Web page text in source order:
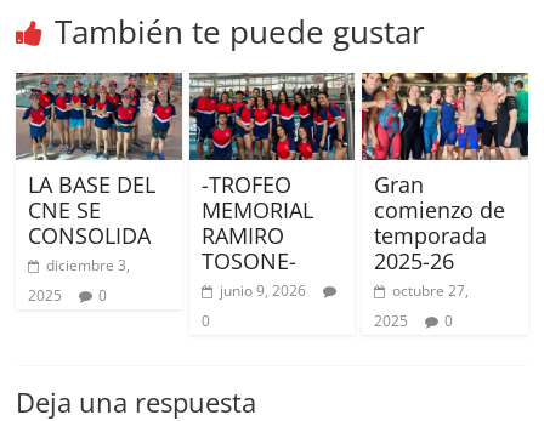
También te puede gustar
LA BASE DEL
CNE SE
CONSOLIDA
diciembre 3,
2025
0
-TROFEO
MEMORIAL
RAMIRO
TOSONE-
junio 9, 2026
0
Gran
comienzo de
temporada
2025-26
octubre 27,
2025
0
Deja una respuesta